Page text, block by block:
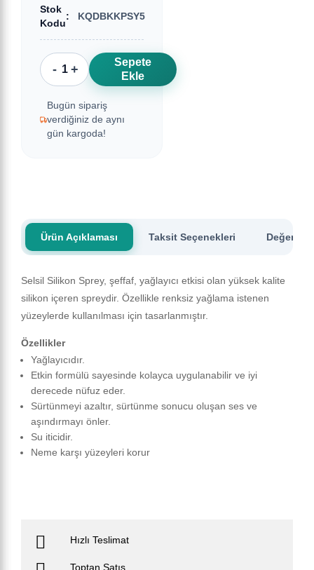
Stok
Kodu
: KQDBKKPSY5
- +
Sepete
Ekle
Bugün sipariş
verdiğiniz de aynı
gün kargoda!
Ürün Açıklaması Taksit Seçenekleri
Selsil Silikon Sprey, şeffaf, yağlayıcı etkisi olan yüksek kalite
silikon içeren spreydir. Özellikle renksiz yağlama istenen
yüzeylerde kullanılması için tasarlanmıştır.
Özellikler
Yağlayıcıdır.
Etkin formülü sayesinde kolayca uygulanabilir ve iyi
derecede nüfuz eder.
Sürtünmeyi azaltır, sürtünme sonucu oluşan ses ve
aşındırmayı önler.
Su iticidir.
Neme karşı yüzeyleri korur
Hızlı Teslimat
Toptan Satış